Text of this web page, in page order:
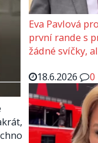
Eva Pavlová
první rande s
žádné svíčky,
18.6.2026
0